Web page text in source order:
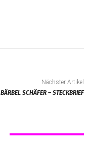
Nächster Artikel
BÄRBEL SCHÄFER – STECKBRIEF